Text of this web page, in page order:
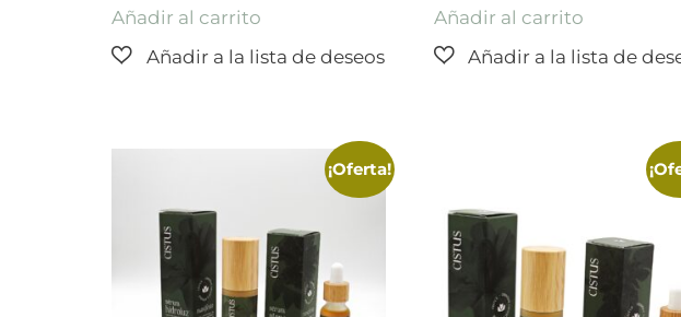
Añadir al carrito Añadir al carrito
¡Oferta!